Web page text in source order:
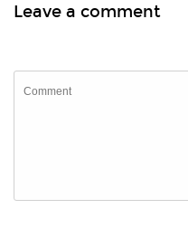
Leave a comment